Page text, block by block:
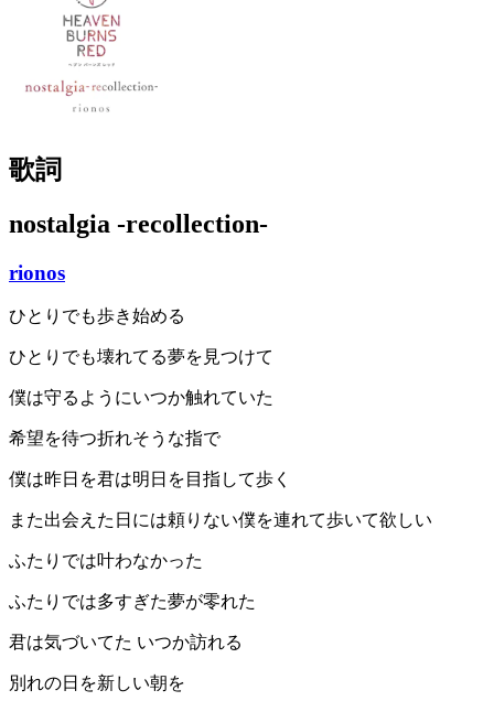
歌詞
nostalgia -recollection-
rionos
ひとりでも歩き始める
ひとりでも壊れてる夢を見つけて
僕は守るようにいつか触れていた
希望を待つ折れそうな指で
僕は昨日を君は明日を目指して歩く
また出会えた日には頼りない僕を連れて歩いて欲しい
ふたりでは叶わなかった
ふたりでは多すぎた夢が零れた
君は気づいてた いつか訪れる
別れの日を新しい朝を